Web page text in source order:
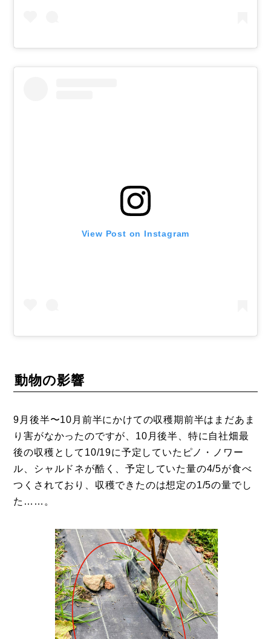
View Post on Instagram
動物の影響
9月後半〜10月前半にかけての収穫期前半はまだあま
り害がなかったのですが、10月後半、特に自社畑最
後の収穫として10/19に予定していたピノ・ノワー
ル、シャルドネが酷く、予定していた量の4/5が食べ
つくされており、収穫できたのは想定の1/5の量でし
た……。